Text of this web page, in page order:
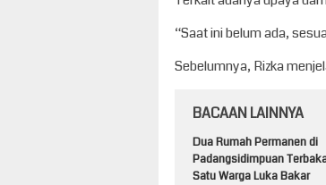
“Saat ini belum ada,
Sebelumnya, Rizka
BACAAN LAINNYA
Dua Rumah Permanen di
Padangsidimpuan
Satu Warga Luka Bakar